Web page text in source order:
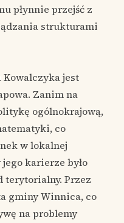
płynnie przejść z
strukturami
jest
Zanim na
ogólnokrajową,
co
w lokalnej
jego karierze było
terytorialny. Przez
gminy Winnica, co
na problemy